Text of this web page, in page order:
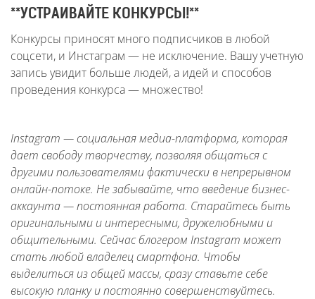
**УСТРАИВАЙТЕ КОНКУРСЫ!**
Конкурсы приносят много подписчиков в любой
соцсети, и Инстаграм — не исключение. Вашу учетную
запись увидит больше людей, а идей и способов
проведения конкурса — множество!
Instagram — социальная медиа-платформа, которая
дает свободу творчеству, позволяя общаться с
другими пользователями фактически в непрерывном
онлайн-потоке. Не забывайте, что введение бизнес-
аккаунта — постоянная работа. Старайтесь быть
оригинальными и интересными, дружелюбными и
общительными. Сейчас блогером Instagram может
стать любой владелец смартфона. Чтобы
выделиться из общей массы, сразу ставьте себе
высокую планку и постоянно совершенствуйтесь.